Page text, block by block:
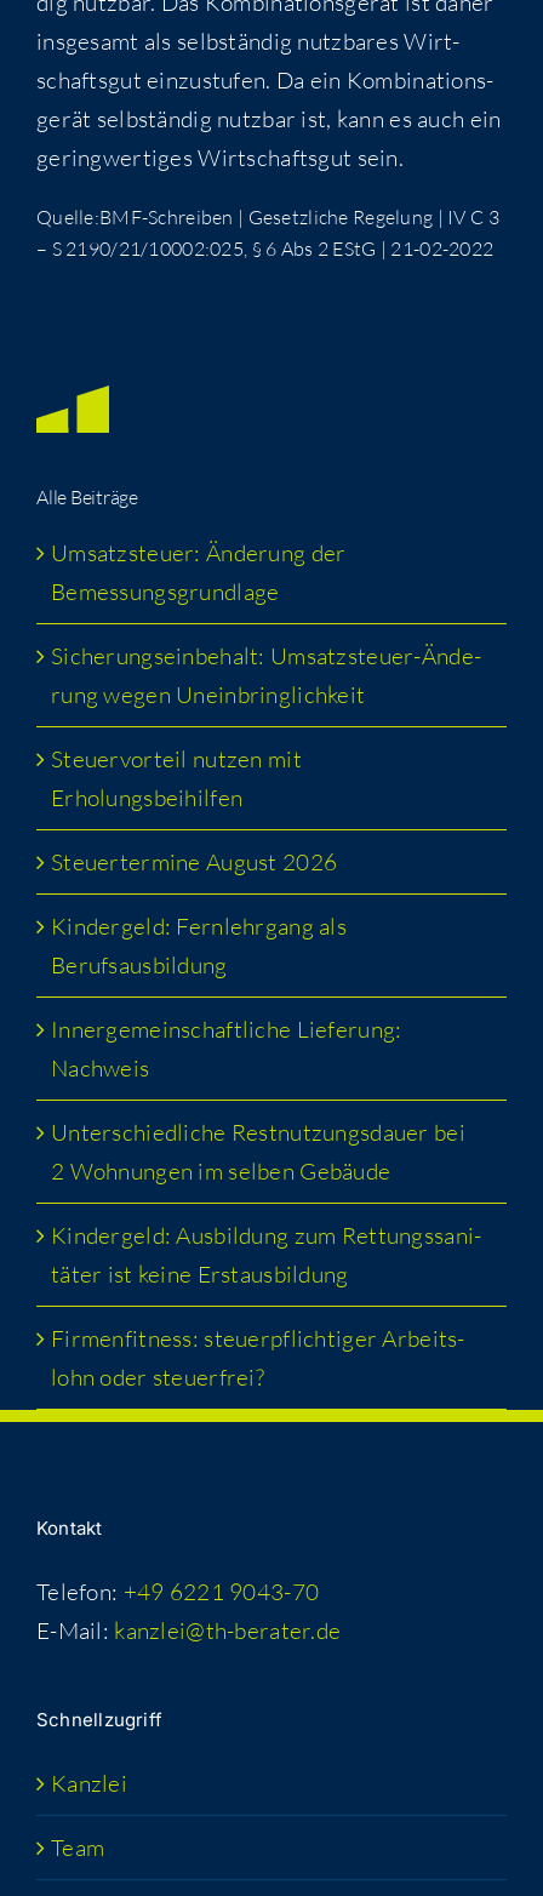
ins­ge­samt als selb­stän­dig nutz­ba­res Wirt­
schafts­gut ein­zu­stu­fen. Da ein Kom­bi­na­ti­ons­
ge­rät selb­stän­dig nutz­bar ist, kann es auch ein
gering­wer­ti­ges Wirt­schafts­gut sein.
Quelle:BMF-Schreiben | Gesetz­li­che Rege­lung | IV C 3
– S 2190/21/10002:025, § 6 Abs 2 EStG | 21-02-2022
Alle Bei­trä­ge
Umsatz­steu­er: Ände­rung der
Bemessungsgrundlage
Siche­rungs­ein­be­halt: Umsatz­steu­er-Ände­
rung wegen Uneinbringlichkeit
Steu­er­vor­teil nut­zen mit
Erholungsbeihilfen
Steu­er­ter­mi­ne August 2026
Kin­der­geld: Fern­lehr­gang als
Berufsausbildung
Inner­ge­mein­schaft­li­che Lie­fe­rung:
Nachweis
Unter­schied­li­che Rest­nut­zungs­dau­er bei
2 Woh­nun­gen im sel­ben Gebäude
Kin­der­geld: Aus­bil­dung zum Ret­tungs­sa­ni­
tä­ter ist kei­ne Erstausbildung
Fir­men­fit­ness: steu­er­pflich­ti­ger Arbeits­
lohn oder steuerfrei?
Kon­takt
Telefon: +49 6221 9043-70
E-Mail: kanzlei@th-berater.de
Schnell­zu­griff
Kanz­lei
Team